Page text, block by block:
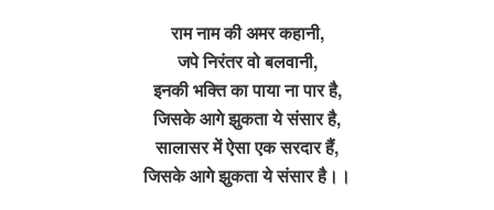
राम नाम की अमर कहानी,
जपे निरंतर वो बलवानी,
इनकी भक्ति का पाया ना पार है,
जिसके आगे झुकता ये संसार है,
सालासर में ऐसा एक सरदार हैं,
जिसके आगे झुकता ये संसार है।।